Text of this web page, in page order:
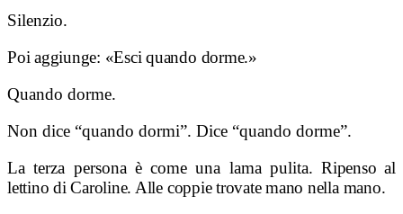
Silenzio.
Poi aggiunge: «Esci quando dorme.»
Quando dorme.
Non dice “quando dormi”. Dice “quando dorme”.
La terza persona è come una lama pulita.Ripenso al
lettino di Caroline. Alle coppie trovate mano nella mano.